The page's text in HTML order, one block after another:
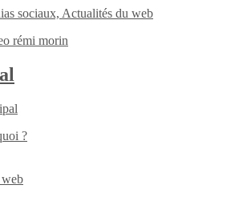
sociaux, Actualités du web
rémi morin
?